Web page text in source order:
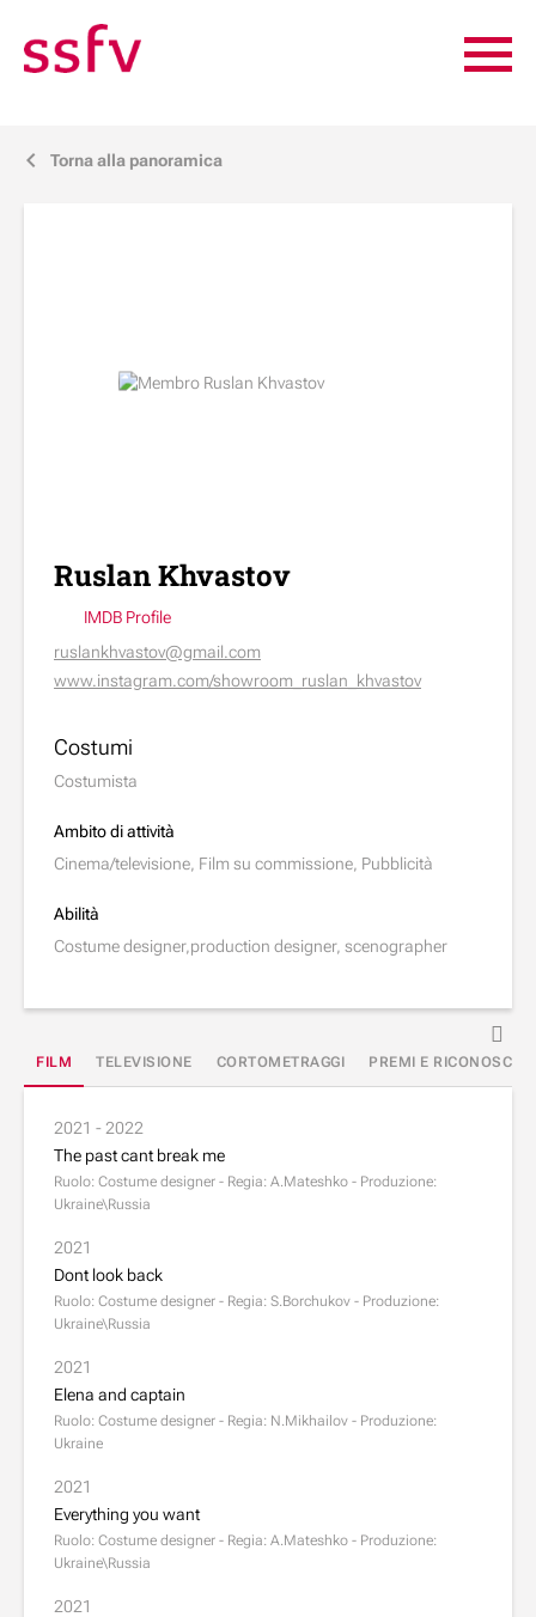
j Torna alla panoramica
Ruslan Khvastov
IMDB Profile
ruslankhvastov@gmail.com
www.instagram.com/showroom_ruslan_khvastov
Costumi
Costumista
Ambito di attività
Cinema/televisione, Film su commissione, Pubblicità
Abilità
Costume designer,production designer, scenographer
FILM TELEVISIONE CORTOMETRAGGI PREMI E
2021 - 2022
The past cant break me
Ruolo: Costume designer - Regia: A.Mateshko - Produzione:
Ukraine\Russia
2021
Dont look back
Ruolo: Costume designer - Regia: S.Borchukov - Produzione:
Ukraine\Russia
2021
Elena and captain
Ruolo: Costume designer - Regia: N.Mikhailov - Produzione:
Ukraine
2021
Everything you want
Ruolo: Costume designer - Regia: A.Mateshko - Produzione:
Ukraine\Russia
2021